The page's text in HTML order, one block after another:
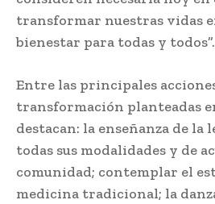
transformar nuestras vidas
bienestar para todas y todos”.
Entre las principales
transformación planteadas
destacan: la enseñanza de la
todas sus modalidades y de
comunidad; contemplar el
medicina tradicional; la